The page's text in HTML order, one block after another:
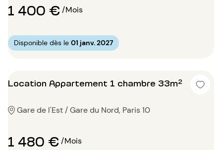
1 400 €/Mois
Disponible dès le 01 janv. 2027
Location Appartement 1 chambre 33m²
Gare de l'Est / Gare du Nord, Paris 10
1 480 €/Mois